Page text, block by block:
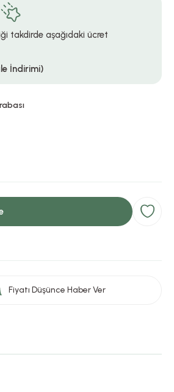
takdirde aşağıdaki ücret
İndirimi)
Fiyatı Düşünce Haber Ver